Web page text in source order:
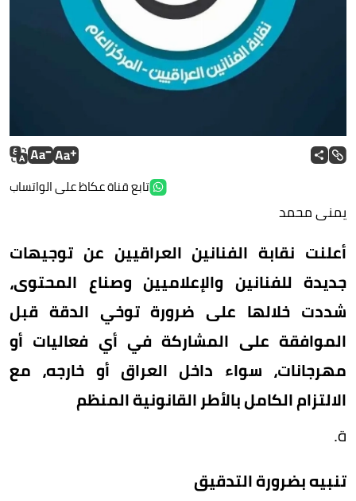
تابع قناة عكاظ على الواتساب
يمنى محمد
أعلنت نقابة الفنانين العراقيين عن توجيهات
جديدة للفنانين والإعلاميين وصناع المحتوى،
شددت خلالها على ضرورة توخي الدقة قبل
الموافقة على المشاركة في أي فعاليات أو
مهرجانات، سواء داخل العراق أو خارجه، مع
الالتزام الكامل بالأطر القانونية المنظم
ة.
تنبيه بضرورة التدقيق